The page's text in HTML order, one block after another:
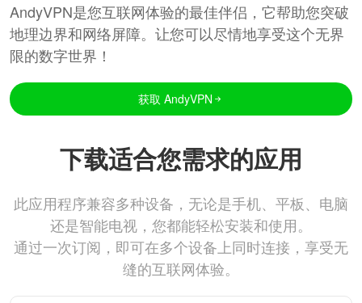
AndyVPN是您互联网体验的最佳伴侣，它帮助您突破
地理边界和网络屏障。让您可以尽情地享受这个无界
限的数字世界！
获取 AndyVPN
下载适合您需求的应用
此应用程序兼容多种设备，无论是手机、平板、电脑
还是智能电视，您都能轻松安装和使用。
通过一次订阅，即可在多个设备上同时连接，享受无
缝的互联网体验。